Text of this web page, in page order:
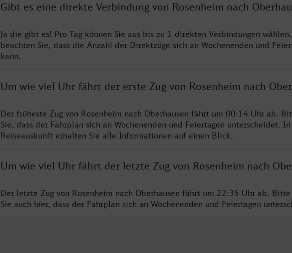
Gibt es eine direkte Verbindung von Rosenheim nach
Ja die gibt es! Pro Tag können Sie aus bis zu 1 direkten Verbindungen
beachten Sie, dass die Anzahl der Direktzüge sich an Wochenenden und
kann.
Um wie viel Uhr fährt der erste Zug von Rosenheim nach
Der früheste Zug von Rosenheim nach Oberhausen fährt um 00:14 Uhr ab.
Sie, dass der Fahrplan sich an Wochenenden und Feiertagen unterscheidet.
Reiseauskunft erhalten Sie alle Informationen auf einen Blick.
Um wie viel Uhr fährt der letzte Zug von Rosenheim nach
Der letzte Zug von Rosenheim nach Oberhausen fährt um 22:35 Uhr ab.
Sie auch hier, dass der Fahrplan sich an Wochenenden und Feiertagen